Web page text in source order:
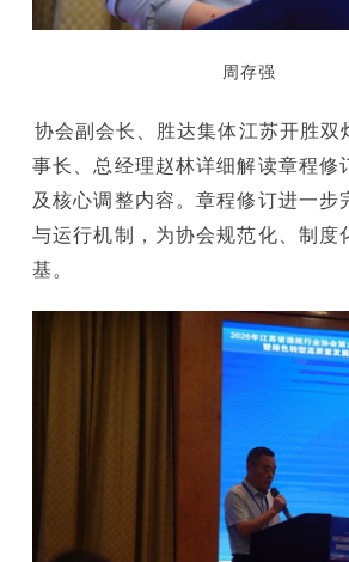
周存强
会副会长、胜达集体江苏开胜双
事长、总经理赵林详细解读章程修
及核心调整内容。章程修订进一步
与运行机制，为协会规范化、制度
基。